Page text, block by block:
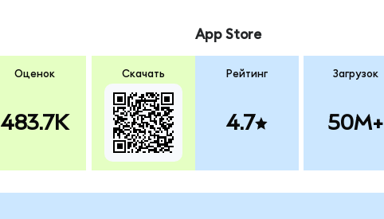
Оценок
483.7K
Скачать
App Store
Рейтинг
4.7
Загрузок
50M+